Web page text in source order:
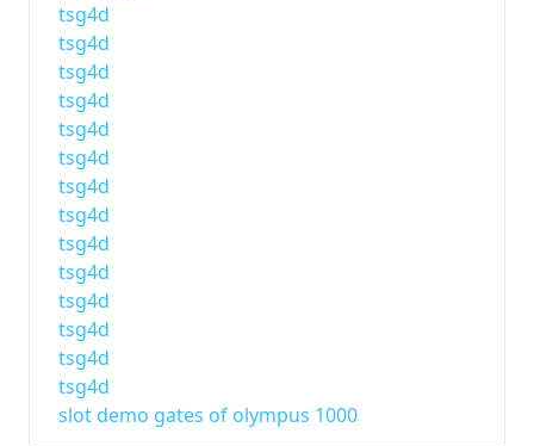
tsg4d
tsg4d
tsg4d
tsg4d
tsg4d
tsg4d
tsg4d
tsg4d
tsg4d
tsg4d
tsg4d
tsg4d
tsg4d
tsg4d
slot demo gates of olympus 1000